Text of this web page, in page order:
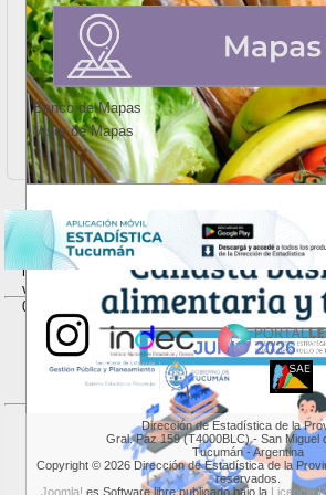
Valorización mensual de la Canasta Básica
La Dirección de Estadística de la Provincia
la Canasta Básica Alimentaria (CBA).
variación mensual de la CBA con respecto a
0,9%.
Banco de Mapas
Visor de Mapas
Dirección de Estadística de la
Gral. Paz 159 (T4000BLC) - San Miguel
Tucumán - Argentina
Copyright © 2026 Dirección de Estadística de la
reservados.
Joomla! es Software libre publicado bajo la Licencia